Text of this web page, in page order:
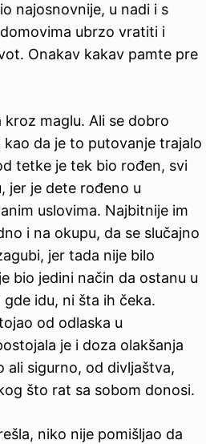
najosnovnije, u nadi i s
ubrzo vratiti i
Onakav kakav pamte pre
kroz maglu. Ali se dobro
kao da je to putovanje trajalo
tetke je tek bio rođen, svi
jer je dete rođeno u
uslovima. Najbitnije im
i na okupu, da se slučajno
jer tada nije bilo
bio jedini način da ostanu u
idu, ni šta ih čeka.
od odlaska u
je i doza olakšanja
ali sigurno, od divljaštva,
što rat sa sobom donosi.
niko nije pomišljao da